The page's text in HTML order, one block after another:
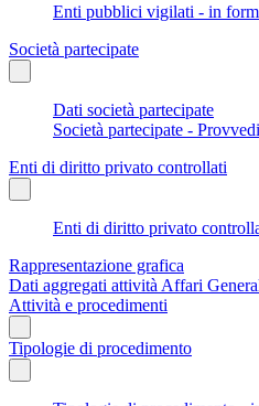
Enti pubblici vigilati - in
Società partecipate
Dati società partecipate
Società partecipate -
Enti di diritto privato controllati
Enti di diritto privato
Rappresentazione grafica
Dati aggregati attività Affari
Attività e procedimenti
Tipologie di procedimento